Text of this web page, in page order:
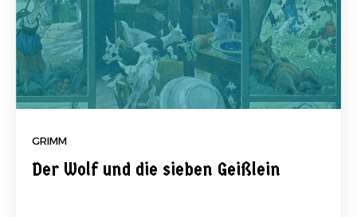
GRIMM
Der Wolf und die sieben Geißlein